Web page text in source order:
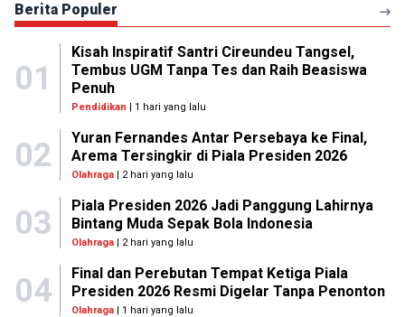
Berita Populer
01
Kisah Inspiratif Santri Cireundeu Tangsel,
Tembus UGM Tanpa Tes dan Raih Beasiswa
Penuh
Pendidikan | 1 hari yang lalu
02
Yuran Fernandes Antar Persebaya ke Final,
Arema Tersingkir di Piala Presiden 2026
Olahraga| 2 hari yang lalu
03
Piala Presiden 2026 Jadi Panggung Lahirnya
Bintang Muda Sepak Bola Indonesia
Olahraga| 2 hari yang lalu
04
Final dan Perebutan Tempat Ketiga Piala
Presiden 2026 Resmi Digelar Tanpa Penonton
Olahraga| 1 hari yang lalu